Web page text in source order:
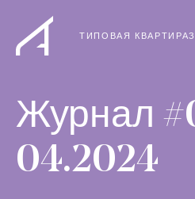
ТИПОВАЯ КВАРТИРА
Журнал
04.2024